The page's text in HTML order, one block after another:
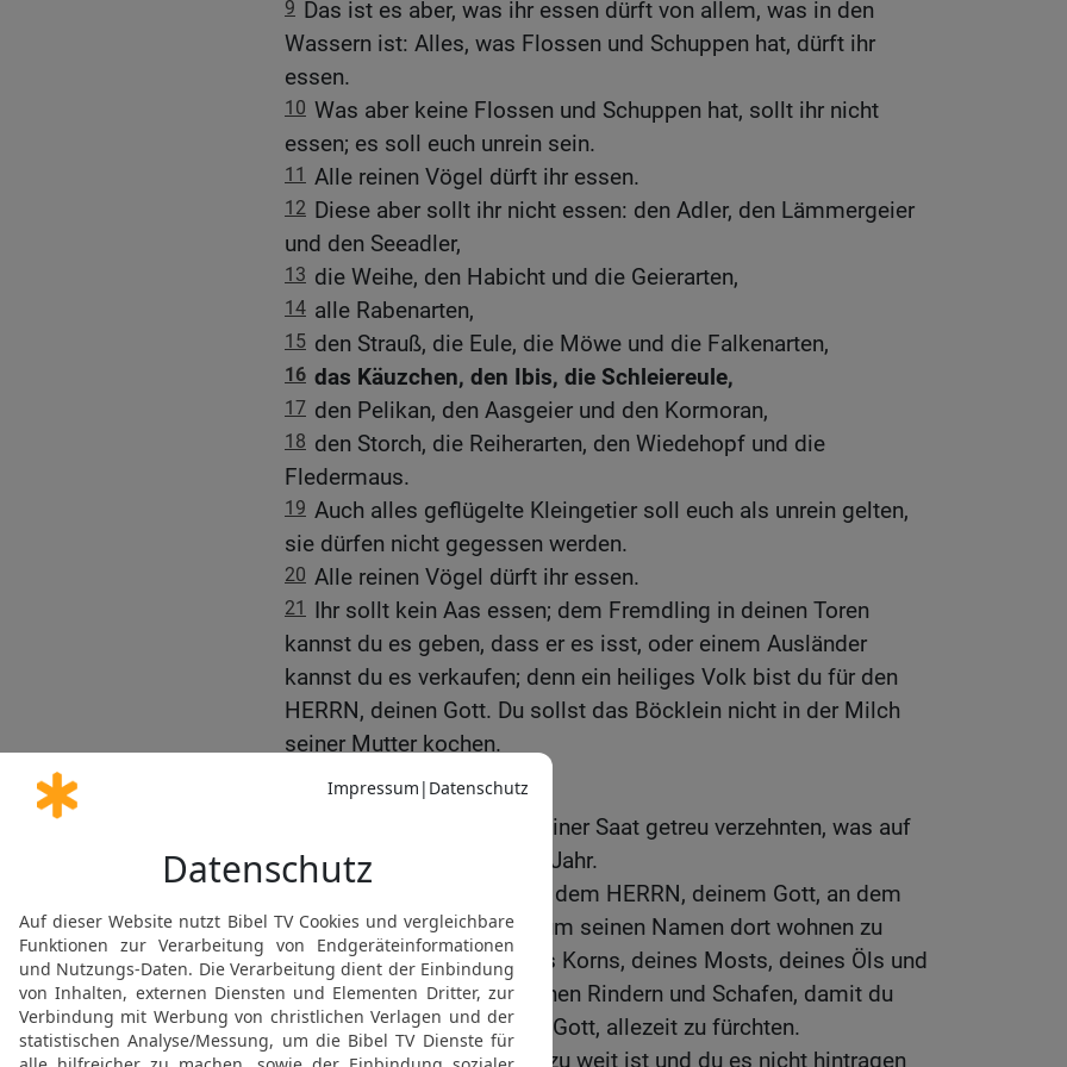
9 Das ist es aber, was ihr essen dürft von allem, was in den
Wassern ist: Alles, was Flossen und Schuppen hat, dürft ihr
essen.
10 Was aber keine Flossen und Schuppen hat, sollt ihr nicht
essen; es soll euch unrein sein.
11 Alle reinen Vögel dürft ihr essen.
12 Diese aber sollt ihr nicht essen: den Adler, den Lämmergeier
und den Seeadler,
13 die Weihe, den Habicht und die Geierarten,
14 alle Rabenarten,
15 den Strauß, die Eule, die Möwe und die Falkenarten,
16 das Käuzchen, den Ibis, die Schleiereule,
17 den Pelikan, den Aasgeier und den Kormoran,
18 den Storch, die Reiherarten, den Wiedehopf und die
Fledermaus.
19 Auch alles geflügelte Kleingetier soll euch als unrein gelten,
sie dürfen nicht gegessen werden.
20 Alle reinen Vögel dürft ihr essen.
21
Ihr sollt kein Aas essen; dem Fremdling in deinen Toren
kannst du es geben, dass er es isst, oder einem Ausländer
kannst du es verkaufen; denn ein heiliges Volk bist du für den
HERRN, deinen Gott. Du sollst das Böcklein nicht in der Milch
seiner Mutter kochen.
Der Zehnte
Du sollst allen Ertrag deiner Saat getreu verzehnten, was auf
dem Feld wächst, Jahr für Jahr.
Und du sollst essen vor dem HERRN, deinem Gott, an dem
Ort, den er erwählen wird, um seinen Namen dort wohnen zu
lassen, den Zehnten deines Korns, deines Mosts, deines Öls und
die Erstgeborenen von deinen Rindern und Schafen, damit du
lernst, den HERRN, deinen Gott, allezeit zu fürchten.
24 Wenn dir aber der Weg zu weit ist und du es nicht hintragen